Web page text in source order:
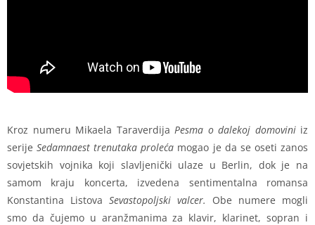
Kroz numeru Mikaela Taraverdija Pesma o dalekoj domoviniiz
serijeSedamnaest trenutaka proleća mogao je da se oseti zanos
sovjetskih vojnika koji slavljenički ulaze u Berlin, dok je na
samom kraju koncerta, izvedena sentimentalna romansa
Konstantina Listova Sevastopoljski valcer.
Obe numere mogli
smo da čujemo u aranžmanima za klavir, klarinet, sopran i